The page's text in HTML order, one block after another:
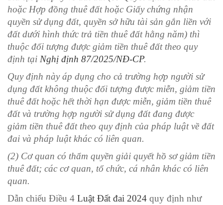
hoặc Hợp đồng thuê đất hoặc Giấy chứng nhận
quyền sử dụng đất, quyền sở hữu tài sản gắn liền với
đất dưới hình thức trả tiền thuê đất hằng năm) thì
thuộc đối tượng được giảm tiền thuê đất theo quy
định tại Nghị định 87/2025/NĐ-CP.
Quy định này áp dụng cho cả trường hợp người sử
dụng đất không thuộc đối tượng được miễn, giảm tiền
thuê đất hoặc hết thời hạn được miễn, giảm tiền thuê
đất và trường hợp người sử dụng đất đang được
giảm tiền thuê đất theo quy định của pháp luật về đất
đai và pháp luật khác có liên quan.
(2) Cơ quan có thẩm quyền giải quyết hồ sơ giảm tiền
thuê đất; các cơ quan, tổ chức, cá nhân khác có liên
quan.
Dẫn chiếu Điều 4 Luật Đất đai 2024 quy định như